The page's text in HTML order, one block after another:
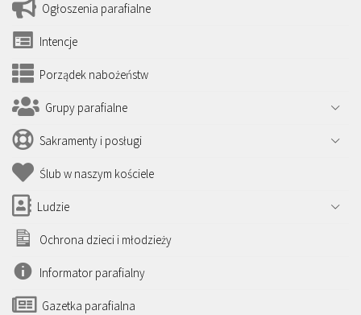
Ogłoszenia parafialne
Intencje
Porządek nabożeństw
Grupy parafialne
Sakramenty i posługi
Ślub w naszym kościele
Ludzie
Ochrona dzieci i młodzieży
Informator parafialny
Gazetka parafialna